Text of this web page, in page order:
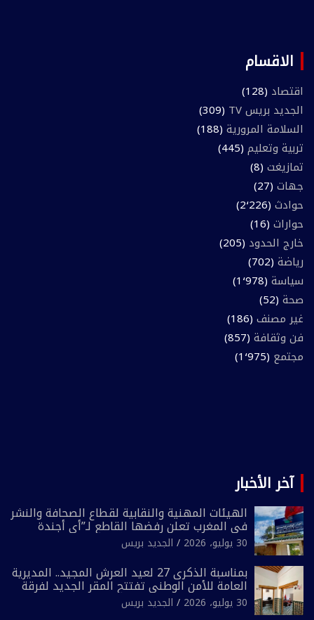
الاقسام
اقتصاد (128)
الجديد بريس TV
(309)
السلامة المرورية (188)
تربية وتعليم (445)
تمازيغت (8)
جهات (27)
حوادث (2٬226)
حوارات (16)
خارج الحدود (205)
رياضة (702)
سياسة (1٬978)
صحة (52)
غير مصنف (186)
فن وثقافة (857)
مجتمع (1٬975)
آخر الأخبار
الهيئات المهنية والنقابية لقطاع الصحافة والنشر
في المغرب تعلن رفضها القاطع لـ”أي أجندة
انتخابية مُعدة على مقاس سياسي ومصلحي
ضيق”
30 يوليو، 2026 الجديد بريس
بمناسبة الذكرى 27 لعيد العرش المجيد.. المديرية
العامة للأمن الوطني تفتتح المقر الجديد لفرقة
الشرطة السياحية بفاس
30 يوليو، 2026 الجديد بريس